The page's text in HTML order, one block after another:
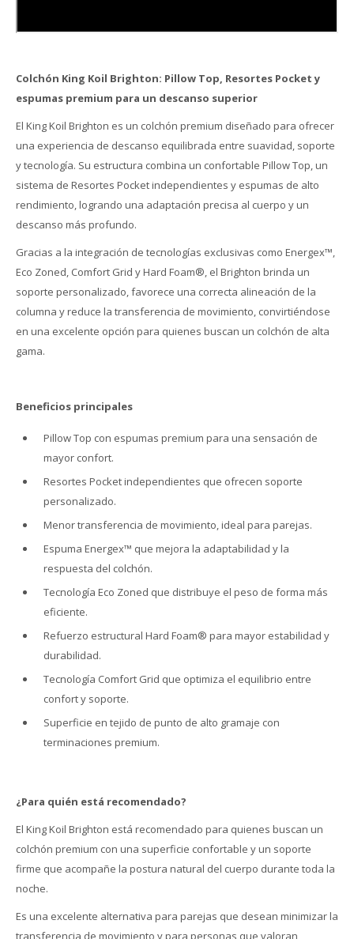
Colchón King Koil Brighton: Pillow Top, Resortes Pocket y
espumas premium para un descanso superior
El King Koil Brighton es un colchón premium diseñado para ofrecer
una experiencia de descanso equilibrada entre suavidad, soporte
y tecnología. Su estructura combina un confortable Pillow Top, un
sistema de Resortes Pocket independientes y espumas de alto
rendimiento, logrando una adaptación precisa al cuerpo y un
descanso más profundo.
Gracias a la integración de tecnologías exclusivas como Energex™,
Eco Zoned, Comfort Grid y Hard Foam®, el Brighton brinda un
soporte personalizado, favorece una correcta alineación de la
columna y reduce la transferencia de movimiento, convirtiéndose
en una excelente opción para quienes buscan un colchón de alta
gama.
Beneficios principales
Pillow Top con espumas premium para una sensación de
mayor confort.
Resortes Pocket independientes que ofrecen soporte
personalizado.
Menor transferencia de movimiento, ideal para parejas.
Espuma Energex™ que mejora la adaptabilidad y la
respuesta del colchón.
Tecnología Eco Zoned que distribuye el peso de forma más
eficiente.
Refuerzo estructural Hard Foam® para mayor estabilidad y
durabilidad.
Tecnología Comfort Grid que optimiza el equilibrio entre
confort y soporte.
Superficie en tejido de punto de alto gramaje con
terminaciones premium.
¿Para quién está recomendado?
El King Koil Brighton está recomendado para quienes buscan un
colchón premium con una superficie confortable y un soporte
firme que acompañe la postura natural del cuerpo durante toda la
noche.
Es una excelente alternativa para parejas que desean minimizar la
transferencia de movimiento y para personas que valoran